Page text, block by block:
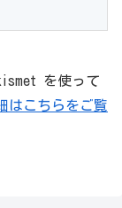
を使って
はこちらをご覧